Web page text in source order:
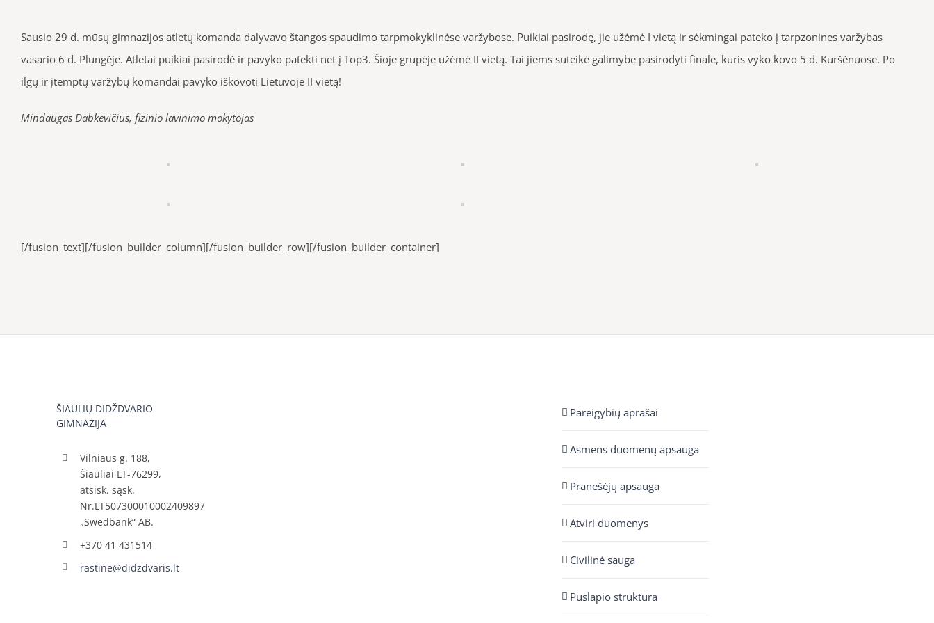
Sausio 29 d. mūsų gimnazijos atletų komanda dalyvavo štangos spaudimo tarpmokyklinėse varžybose. Puikiai pasirodę, jie užėmė I vietą ir sėkmingai pateko į tarpzonines varžybas
vasario 6 d. Plungėje. Atletai puikiai pasirodė ir pavyko patekti net į Top3. Šioje grupėje užėmė II vietą. Tai jiems suteikė galimybę pasirodyti finale, kuris vyko kovo 5 d. Kuršėnuose. Po
ilgų ir įtemptų varžybų komandai pavyko iškovoti Lietuvoje II vietą!
Mindaugas Dabkevičius, fizinio lavinimo mokytojas
[/fusion_text][/fusion_builder_column][/fusion_builder_row][/fusion_builder_container]
ŠIAULIŲ DIDŽDVARIO
GIMNAZIJA
Vilniaus g. 188,
Šiauliai LT-76299,
atsisk. sąsk.
Nr.LT507300010002409897
„Swedbank“ AB.
+370 41 431514
rastine@didzdvaris.lt
Pareigybių aprašai
Asmens duomenų apsauga
Pranešėjų apsauga
Atviri duomenys
Civilinė sauga
Puslapio struktūra